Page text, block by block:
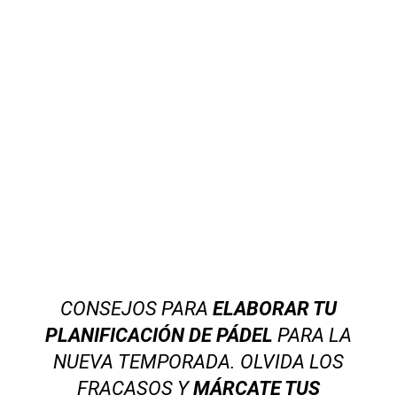
CONSEJOS PARA ELABORAR TU
PLANIFICACIÓN DE PÁDEL PARA LA
NUEVA TEMPORADA. OLVIDA LOS
FRACASOS YMÁRCATE TUS